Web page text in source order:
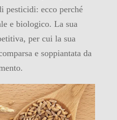
pesticidi: ecco perché
e biologico. La sua
per cui la sua
e soppiantata da